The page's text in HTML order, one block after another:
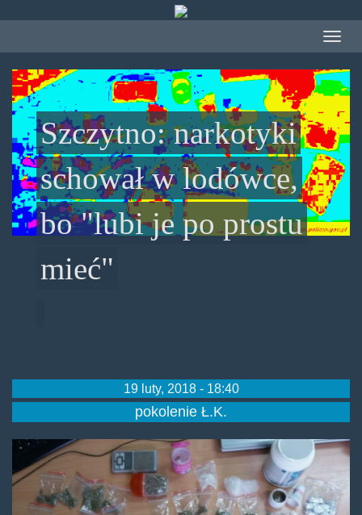
treści
Toggle
Szczytno: narkotyki
schował w lodówce,
bo "lubi je po prostu
mieć"
19 luty, 2018 - 18:40
pokolenie Ł.K.
lubijemiec.jpg